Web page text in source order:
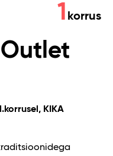
1 korrus
KIKA